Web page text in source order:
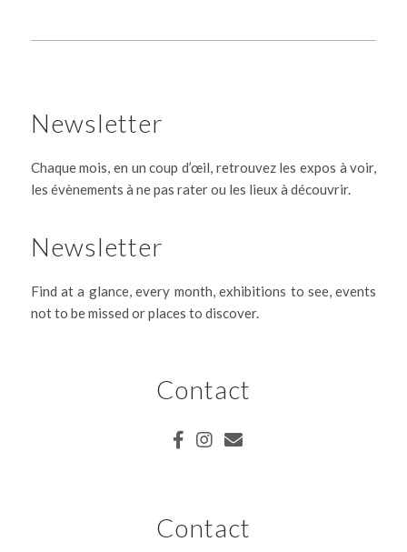
Newsletter
Chaque mois, en un coup d’œil, retrouvez les expos à voir,
les évènements à ne pas rater ou les lieux à découvrir.
Newsletter
Find at a glance, every month, exhibitions to see, events
not to be missed or places to discover.
Contact
Contact